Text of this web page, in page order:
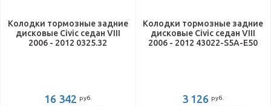
Колодки тормозные задние
дисковые Civic седан VIII
2006 - 2012 0325.32
16 342 руб.
Колодки тормозные задние
дисковые Civic седан VIII
2006 - 2012 43022-S5A-E50
3 126 руб.